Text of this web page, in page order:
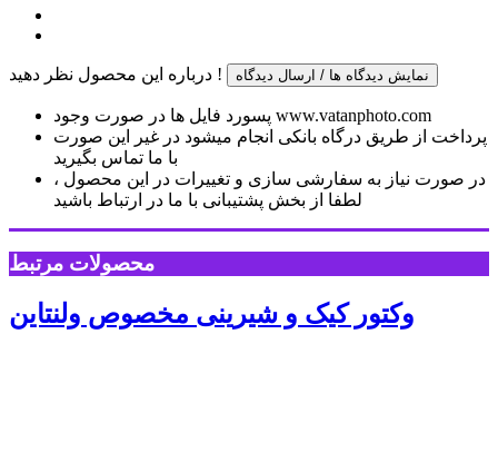
درباره این محصول نظر دهید ! نمایش دیدگاه ها / ارسال دیدگاه
پسورد فایل ها در صورت وجود www.vatanphoto.com
پرداخت از طریق درگاه بانکی انجام میشود در غیر این صورت
با ما تماس بگیرید
در صورت نیاز به سفارشی سازی و تغییرات در این محصول ،
لطفا از بخش پشتیبانی با ما در ارتباط باشید
محصولات مرتبط
وکتور کیک و شیرینی مخصوص ولنتاین